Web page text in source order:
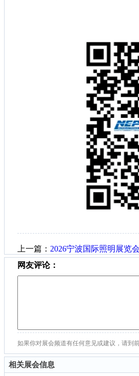
上一篇： 2026宁波国际照明展览会
网友评论：
如果你对展会频道有任何意见或建议，请到
相关展会信息